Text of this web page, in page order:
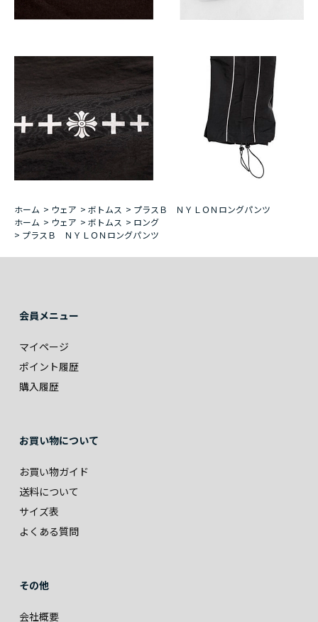
ホーム > ウェア > ボトムス > プラスＢ ＮＹＬＯＮロングパンツ
ホーム > ウェア > ボトムス > ロング
> プラスＢ ＮＹＬＯＮロングパンツ
会員メニュー
マイページ
ポイント履歴
購入履歴
お買い物について
お買い物ガイド
送料について
サイズ表
よくある質問
その他
会社概要